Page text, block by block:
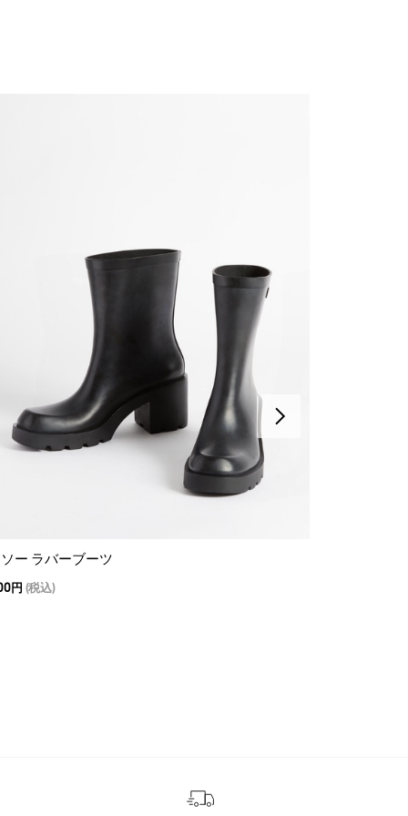
ー ラバーブーツ
円 (税込)